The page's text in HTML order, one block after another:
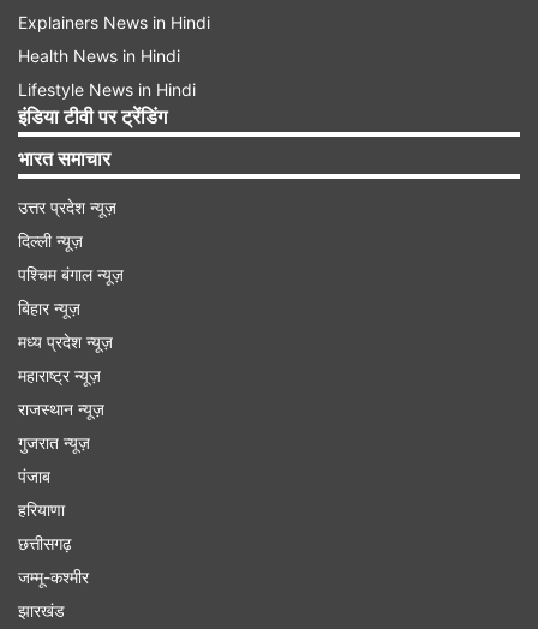
पवार साहब को आगे आना चाहिए: राउत
राउत ने कहा कि इस बड़े कदम के लिए शरद पवार को ही आगे
आना चाहिए। उन्होंने कहा, "पवार साहब को इस संदर्भ में आगे
आना चाहिए और पहल करनी चाहिए। माननीय शरद पवार
जी... यह जो विचारधारा या भूमिका बन रही है, एक साथ आने
की... उस संदर्भ में अगर उन्होंने नेतृत्व किया और पहल की, तो
Explainers News in Hindi
Health News in Hindi
Lifestyle News in Hindi
इंडिया टीवी पर ट्रेंडिंग
भारत समाचार
उत्तर प्रदेश न्यूज़
दिल्ली न्यूज़
पश्चिम बंगाल न्यूज़
बिहार न्यूज़
मध्य प्रदेश न्यूज़
महाराष्ट्र न्यूज़
राजस्थान न्यूज़
गुजरात न्यूज़
पंजाब
हरियाणा
छत्तीसगढ़
जम्मू-कश्मीर
झारखंड